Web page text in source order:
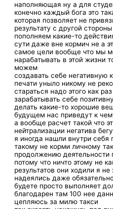
наполняющая ну а для
конечно каждый бога это
которая позволяет не
результату с другой
пополняем какие-то
сути даже вне кормич не а
самое цели вообще что мы
нарабатывать в этой жизни
можем
создавать себе негативную
печати уныло никому не
стараться надо этого как раз
зарабатывать себе
делать какие-то хорошие
будущем нас приведут к
а вообще расчет такой что
нейтрализации негатива
я иногда нашли внутри себя
такому не корми личному
продолжению деятельности
потому что ничто этому не
результатов они ходили я не
надеялись даже
будете просто выполняет
благодарен там 100 нее
цепляюсь за милю такси